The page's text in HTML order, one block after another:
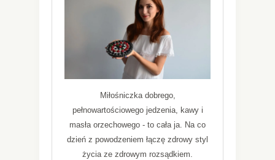
Miłośniczka dobrego,
pełnowartościowego jedzenia, kawy i
masła orzechowego - to cała ja. Na co
dzień z powodzeniem łączę zdrowy styl
życia ze zdrowym rozsądkiem.